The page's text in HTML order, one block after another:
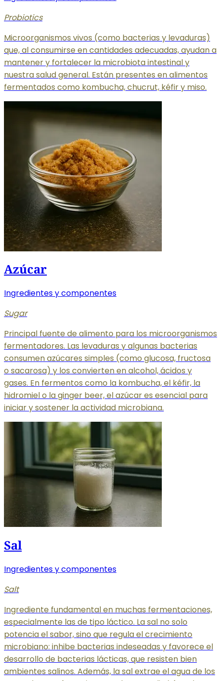
Probiotics
Microorganismos vivos (como bacterias y levaduras)
que, al consumirse en cantidades adecuadas, ayudan a
mantener y fortalecer la microbiota intestinal y
nuestra salud general. Están presentes en alimentos
fermentados como kombucha, chucrut, kéfir y miso.
Azúcar
Ingredientes y componentes
Sugar
Principal fuente de alimento para los microorganismos
fermentadores. Las levaduras y algunas bacterias
consumen azúcares simples (como glucosa, fructosa
o sacarosa) y los convierten en alcohol, ácidos y
gases. En fermentos como la kombucha, el kéfir, la
hidromiel o la ginger beer, el azúcar es esencial para
iniciar y sostener la actividad microbiana.
Sal
Ingredientes y componentes
Salt
Ingrediente fundamental en muchas fermentaciones,
especialmente las de tipo láctico. La sal no solo
potencia el sabor, sino que regula el crecimiento
microbiano: inhibe bacterias indeseadas y favorece el
desarrollo de bacterias lácticas, que resisten bien
ambientes salinos. Además, la sal extrae el agua de los